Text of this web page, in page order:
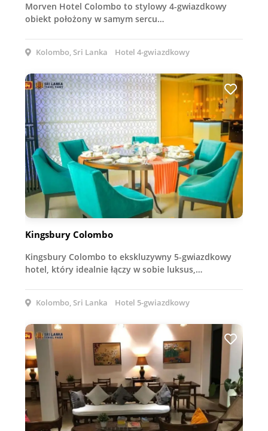
Morven Hotel Colombo to stylowy 4-gwiazdkowy
obiekt położony w samym sercu…
Kolombo, Sri Lanka Hotel 4-gwiazdkowy
Kingsbury Colombo
Kingsbury Colombo to ekskluzywny 5-gwiazdkowy
hotel, który idealnie łączy w sobie luksus,…
Kolombo, Sri Lanka Hotel 5-gwiazdkowy